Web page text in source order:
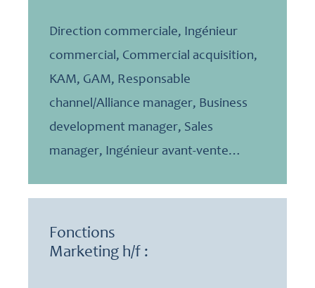
Direction commerciale, Ingénieur
commercial, Commercial acquisition,
KAM, GAM, Responsable
channel/Alliance manager, Business
development manager, Sales
manager, Ingénieur avant-vente…
Fonctions
Marketing h/f :